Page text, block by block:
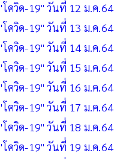
โควิด-19" วันที่ 12 ม.ค.64
โควิด-19" วันที่ 13 ม.ค.64
โควิด-19" วันที่ 14 ม.ค.64
โควิด-19" วันที่ 15 ม.ค.64
โควิด-19" วันที่ 16 ม.ค.64
โควิด-19" วันที่ 17 ม.ค.64
โควิด-19" วันที่ 18 ม.ค.64
โควิด-19" วันที่ 19 ม.ค.64